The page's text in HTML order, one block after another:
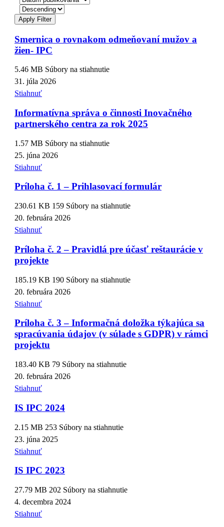
Apply Filter
Smernica o rovnakom odmeňovaní mužov a
žien- IPC
5.46 MB Súbory na stiahnutie
31. júla 2026
Stiahnuť
Informatívna správa o činnosti Inovačného
partnerského centra za rok 2025
1.57 MB Súbory na stiahnutie
25. júna 2026
Stiahnuť
Príloha č. 1 – Prihlasovací formulár
230.61 KB 159 Súbory na stiahnutie
20. februára 2026
Stiahnuť
Príloha č. 2 – Pravidlá pre účasť reštaurácie v
projekte
185.19 KB 190 Súbory na stiahnutie
20. februára 2026
Stiahnuť
Príloha č. 3 – Informačná doložka týkajúca sa
spracúvania údajov (v súlade s GDPR) v rámci
projektu
183.40 KB 79 Súbory na stiahnutie
20. februára 2026
Stiahnuť
IS IPC 2024
2.15 MB 253 Súbory na stiahnutie
23. júna 2025
Stiahnuť
IS IPC 2023
27.79 MB 202 Súbory na stiahnutie
4. decembra 2024
Stiahnuť